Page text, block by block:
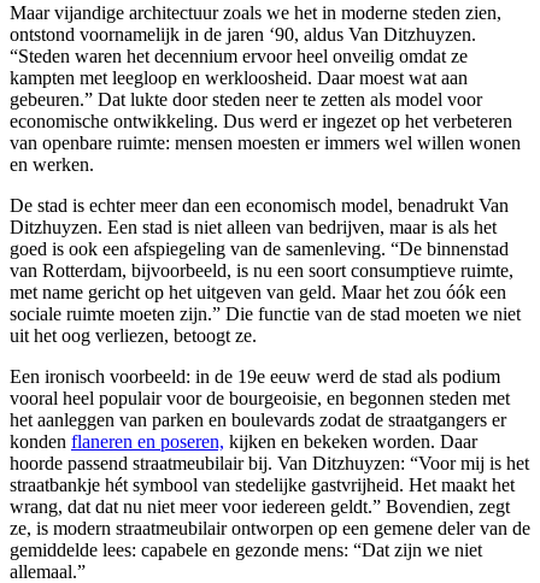
Maar vijandige architectuur zoals we het in moderne steden zien,
ontstond voornamelijk in de jaren ‘90, aldus Van Ditzhuyzen.
“Steden waren het decennium ervoor heel onveilig omdat ze
kampten met leegloop en werkloosheid. Daar moest wat aan
gebeuren.” Dat lukte door steden neer te zetten als model voor
economische ontwikkeling. Dus werd er ingezet op het verbeteren
van openbare ruimte: mensen moesten er immers wel willen wonen
en werken.
De stad is echter meer dan een economisch model, benadrukt Van
Ditzhuyzen. Een stad is niet alleen van bedrijven, maar is als het
goed is ook een afspiegeling van de samenleving. “De binnenstad
van Rotterdam, bijvoorbeeld, is nu een soort consumptieve ruimte,
met name gericht op het uitgeven van geld. Maar het zou óók een
sociale ruimte moeten zijn.” Die functie van de stad moeten we niet
uit het oog verliezen, betoogt ze.
Een ironisch voorbeeld: in de 19e eeuw werd de stad als podium
vooral heel populair voor de bourgeoisie, en begonnen steden met
het aanleggen van parken en boulevards zodat de straatgangers er
konden flaneren en poseren, kijken en bekeken worden. Daar
hoorde passend straatmeubilair bij. Van Ditzhuyzen: “Voor mij is het
straatbankje hét symbool van stedelijke gastvrijheid. Het maakt het
wrang, dat dat nu niet meer voor iedereen geldt.” Bovendien, zegt
ze, is modern straatmeubilair ontworpen op een gemene deler van de
gemiddelde lees: capabele en gezonde mens: “Dat zijn we niet
allemaal.”